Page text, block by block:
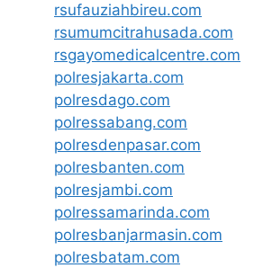
rsufauziahbireu.com
rsumumcitrahusada.com
rsgayomedicalcentre.com
polresjakarta.com
polresdago.com
polressabang.com
polresdenpasar.com
polresbanten.com
polresjambi.com
polressamarinda.com
polresbanjarmasin.com
polresbatam.com